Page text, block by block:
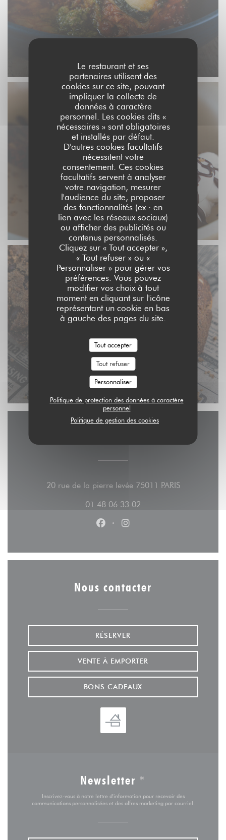
Le restaurant et ses
partenaires utilisent des
cookies sur ce site, pouvant
impliquer la collecte de
données à caractère
personnel. Les cookies dits «
nécessaires » sont obligatoires
et installés par défaut.
D'autres cookies facultatifs
nécessitent votre
consentement. Ces cookies
facultatifs servent à analyser
votre navigation, mesurer
l'audience du site, proposer
des fonctionnalités (ex : en
lien avec les réseaux sociaux)
ou afficher des publicités ou
contenus personnalisés.
Cliquez sur « Tout accepter »,
« Tout refuser » ou «
Personnaliser » pour gérer vos
préférences. Vous pouvez
modifier vos choix à tout
moment en cliquant sur l'icône
représentant un cookie en bas
à gauche des pages du site.
Tout accepter
Tout refuser
Personnaliser
Politique de protection des données à caractère
personnel
Politique de gestion des cookies
Lasagne
Moelleux au chocolat noir
Cookies
20 rue de la pierre levée 75011 PARIS((ouvre une
01 48 06 33 02
Facebook ((ouvre une nouvelle
Instagram ((ouvre une
Nous contacter
RÉSERVER
VENTE À EMPORTER
BONS CADEAUX
Newsletter *
Inscrivez-vous à notre lettre d'information pour recevoir des
communications personnalisées et des offres marketing par courriel.